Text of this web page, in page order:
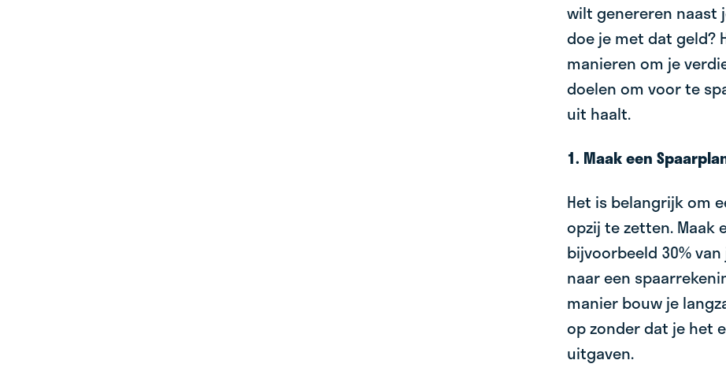
wilt genereren naast
doe je met dat geld?
manieren om je
doelen om voor te
uit haalt.
1. Maak een
Het is belangrijk om
opzij te zetten. Maak
bijvoorbeeld 30%
naar een
manier bouw je
op zonder dat je het
uitgaven.